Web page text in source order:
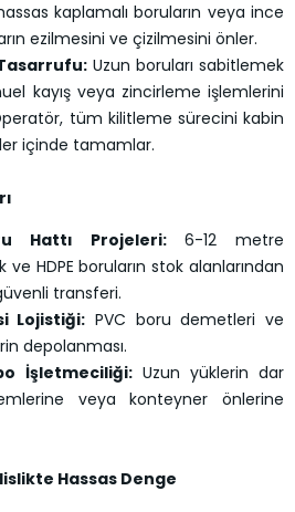
kaplamalı boruların veya ince
ezilmesini ve çizilmesini önler.
Uzun boruları sabitlemek
kayış veya zincirleme işlemlerini
Operatör, tüm kilitleme sürecini kabin
içinde tamamlar.
Hattı Projeleri:6-12 metre
HDPE boruların stok alanlarından
transferi.
Lojistiği: PVC boru demetleri ve
depolanması.
İşletmeciliği:Uzun yüklerin dar
veya konteyner önlerine
Hassas Denge